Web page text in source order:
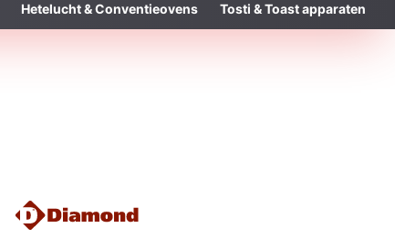
Hetelucht & Conventieovens Tosti & Toast apparaten